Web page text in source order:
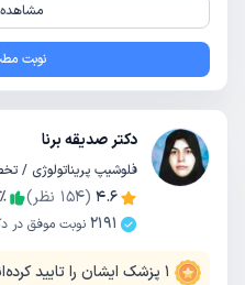
مشاهده
نوبت
دکتر صدیقه برنا
4.6
(
154 نظر) ٪
2191 نوبت موفق در
1 پزشک ایشان را تایید